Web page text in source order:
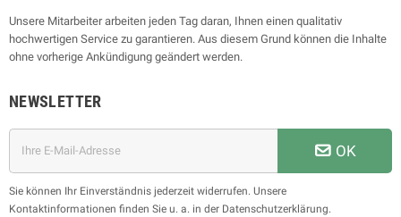
Unsere Mitarbeiter arbeiten jeden Tag daran, Ihnen einen qualitativ
hochwertigen Service zu garantieren. Aus diesem Grund können die Inhalte
ohne vorherige Ankündigung geändert werden.
NEWSLETTER
OK
Sie können Ihr Einverständnis jederzeit widerrufen. Unsere
Kontaktinformationen finden Sie u. a. in der Datenschutzerklärung.